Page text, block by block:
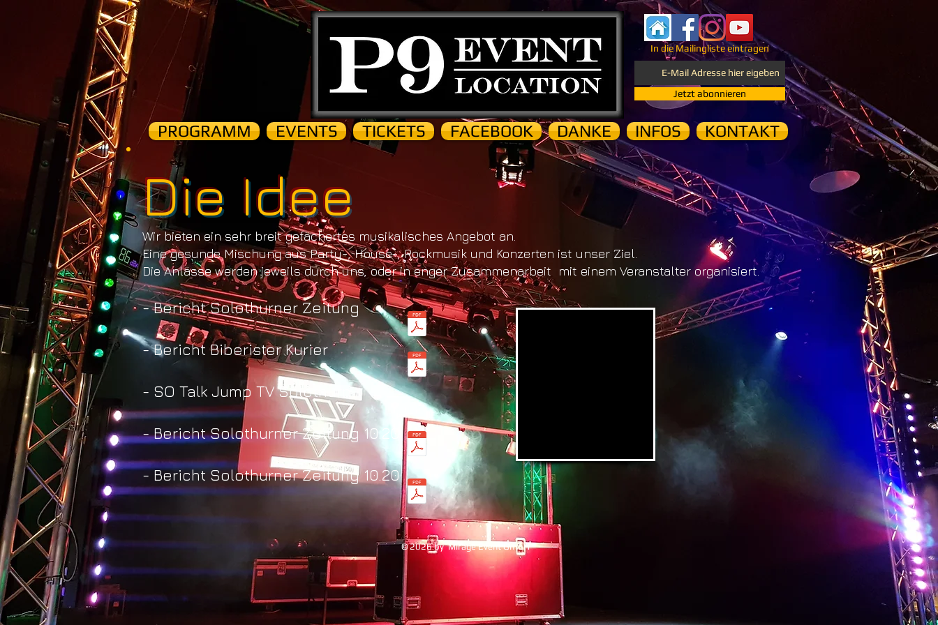
In die Mailingliste eintragen
Jetzt abonnieren
PROGRAMM EVENTS TICKETS FACEBOOK DANKE INFOS KONTAKT
Die Idee
Wir bieten ein sehr breit gefächertes musikalisches Angebot an.
Eine gesunde Mischung aus Party-, House-, Rockmusik und Konzerten ist unser Ziel.
Die Anlässe werden jeweils durch uns,oder in enger Zusammenarbeit mit einem Veranstalter organisiert.
- Bericht Solothurner Zeitung
- Bericht Biberister Kurier
- SO Talk Jump TV Solothurn
- Bericht Solothurner Zeitung 10.20
- Bericht Solothurner Zeitung 10.20
© 2026 by Mirage Event GmbH